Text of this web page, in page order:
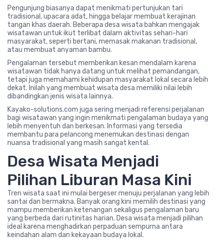
Pengunjung biasanya dapat menikmati pertunjukan tari
tradisional, upacara adat, hingga belajar membuat kerajinan
tangan khas daerah. Beberapa desa wisata bahkan mengajak
wisatawan untuk ikut terlibat dalam aktivitas sehari-hari
masyarakat, seperti bertani, memasak makanan tradisional,
atau membuat anyaman bambu.
Pengalaman tersebut memberikan kesan mendalam karena
wisatawan tidak hanya datang untuk melihat pemandangan,
tetapi juga memahami kehidupan masyarakat lokal secara lebih
dekat. Inilah yang membuat wisata desa memiliki nilai lebih
dibandingkan jenis wisata lainnya.
Kayako-solutions.com juga sering menjadi referensi perjalanan
bagi wisatawan yang ingin menikmati pengalaman budaya yang
lebih menyentuh dan berkesan. Informasi yang tersedia
membantu para pelancong menemukan destinasi dengan
nuansa tradisional yang masih sangat kental.
Desa Wisata Menjadi
Pilihan Liburan Masa Kini
Tren wisata saat ini mulai bergeser menuju perjalanan yang lebih
santai dan bermakna. Banyak orang kini memilih destinasi yang
mampu memberikan ketenangan sekaligus pengalaman baru
yang berbeda dari rutinitas harian. Desa wisata menjadi pilihan
ideal karena menghadirkan perpaduan sempurna antara
keindahan alam dan kekayaan budaya lokal.